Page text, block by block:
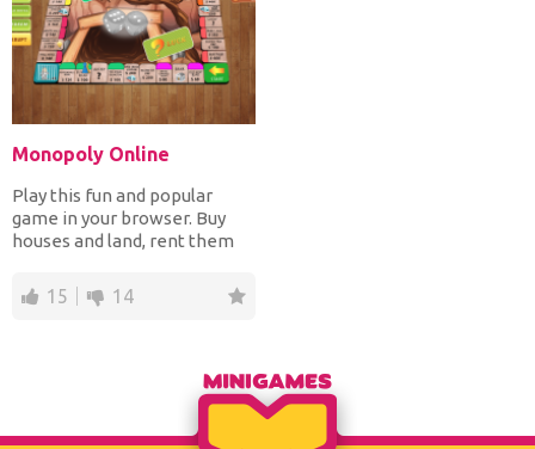
Monopoly Online
Play this fun and popular
game in your browser. Buy
houses and land, rent them
15 14